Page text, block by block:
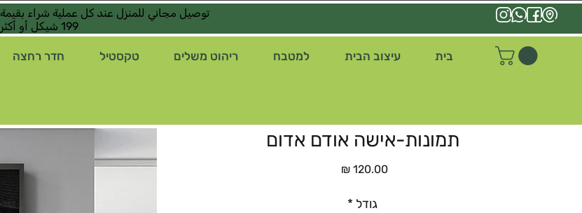
توصيل مجاني للمنزل عند كل عملية شراء بقيمة
199 شيكل أو أكثر
בית עיצוב הבית למטבח ריהוט משלים טקסטיל חדר רחצה
תמונות-אישה אודם אדום
‏120.00 ₪
גודל *